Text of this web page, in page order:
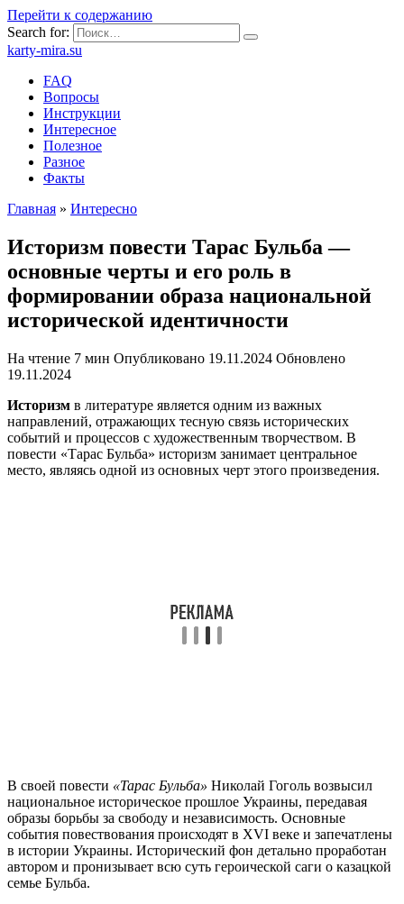
Перейти к содержанию
Search for:
karty-mira.su
FAQ
Вопросы
Инструкции
Интересное
Полезное
Разное
Факты
Главная » Интересно
Историзм повести Тарас Бульба —
основные черты и его роль в
формировании образа национальной
исторической идентичности
На чтение 7 мин Опубликовано 19.11.2024 Обновлено
19.11.2024
Историзм в литературе является одним из важных
направлений, отражающих тесную связь исторических
событий и процессов с художественным творчеством. В
повести «Тарас Бульба» историзм занимает центральное
место, являясь одной из основных черт этого произведения.
В своей повести «Тарас Бульба» Николай Гоголь возвысил
национальное историческое прошлое Украины, передавая
образы борьбы за свободу и независимость. Основные
события повествования происходят в XVI веке и запечатлены
в истории Украины. Исторический фон детально проработан
автором и пронизывает всю суть героической саги о казацкой
семье Бульба.